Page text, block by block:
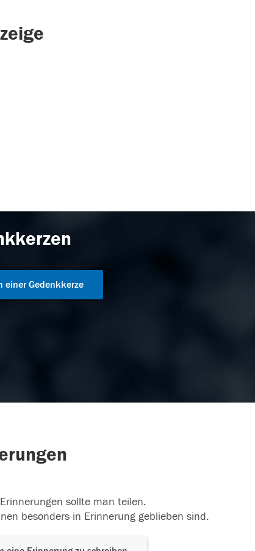
einer Gedenkkerze
sollte man teilen.
besonders in Erinnerung geblieben sind.